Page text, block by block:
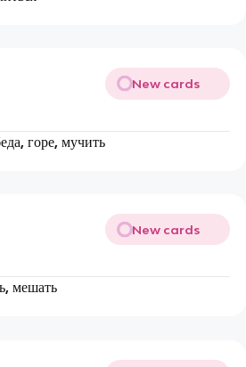
New cards
горе, мучить
New cards
мешать